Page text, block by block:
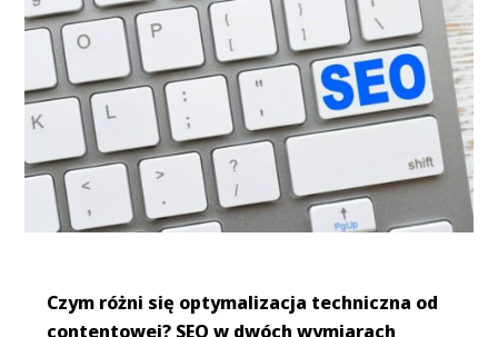
Czym różni się optymalizacja techniczna od
contentowej? SEO w dwóch wymiarach